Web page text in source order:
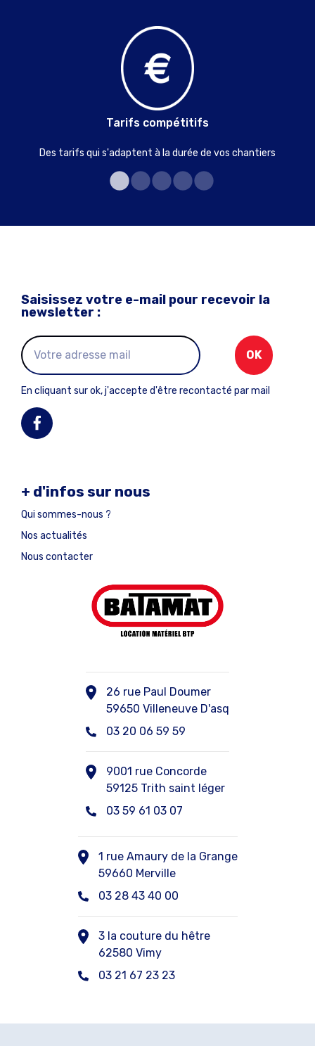
Tarifs compétitifs
Des tarifs qui s'adaptent à la durée de vos chantiers
Saisissez votre e-mail pour recevoir la
newsletter :
OK
En cliquant sur ok, j'accepte d'être recontacté par mail
+ d'infos sur nous
Qui sommes-nous ?
Nos actualités
Nous contacter
26 rue Paul Doumer
59650 Villeneuve D'asq
03 20 06 59 59
9001 rue Concorde
59125 Trith saint léger
03 59 61 03 07
1 rue Amaury de la Grange
59660 Merville
03 28 43 40 00
3 la couture du hêtre
62580 Vimy
03 21 67 23 23